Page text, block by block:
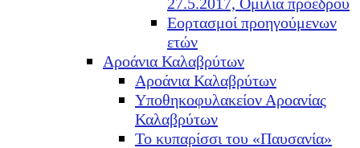
Εορτασμοί προηγούμενων
ετών
Αροάνια Καλαβρύτων
Αροάνια Καλαβρύτων
Υποθηκοφυλακείον Αροανίας
Καλαβρύτων
Το κυπαρίσσι του «Παυσανία»